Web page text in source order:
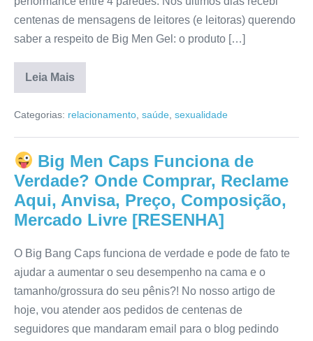
centenas de mensagens de leitores (e leitoras) querendo
saber a respeito de Big Men Gel: o produto […]
Leia Mais
Big
Gel
de
Depoimento,
Onde
Comprar,
Para
que
Serve,
Preço,
Aqui,
Composição
[RESENHA]
Categorias: relacionamento saúde sexualidade
Big Men Caps Funciona de
Verdade? Onde Comprar, Reclame
Aqui, Anvisa, Preço, Composição,
Mercado Livre [RESENHA]
O Big Bang Caps funciona de verdade e pode de fato te
ajudar a aumentar o seu desempenho na cama e o
tamanho/grossura do seu pênis?! No nosso artigo de
hoje, vou atender aos pedidos de centenas de
seguidores que mandaram email para o blog pedindo